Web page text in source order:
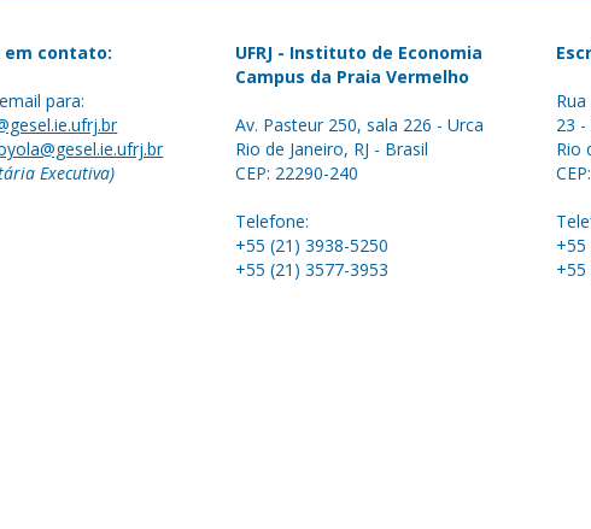
em contato:
para:
Executiva)
UFRJ - Instituto de Economia
Campus da Praia Vermelho
Av. Pasteur 250, sala 226 - Urca
Rio de Janeiro, RJ - Brasil
CEP: 22290-240
Telefone:
+55 (21) 3938-5250
+55 (21) 3577-3953
23 -
Rio
+55
+55